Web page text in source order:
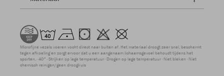
Microfijne vezels voeren vocht direct naar buiten af. Het materiaal droogt zeer snel, beschermt
tegen afkoeling en zorgt ervoor dat u een aangenaam lichaamsgevoel behoudt tijdens het
sporten. 40° Strijken op lage temperatuur Drogen op lage temperatuur Niet bleken Niet
chemisch reinigen/geen droogkuis